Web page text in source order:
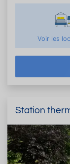
Voir les
Station